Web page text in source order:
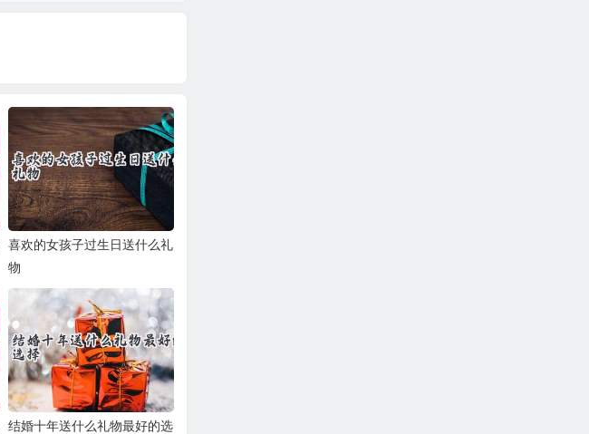
喜欢的女孩子过生日送什么礼
物
结婚十年送什么礼物最好的选